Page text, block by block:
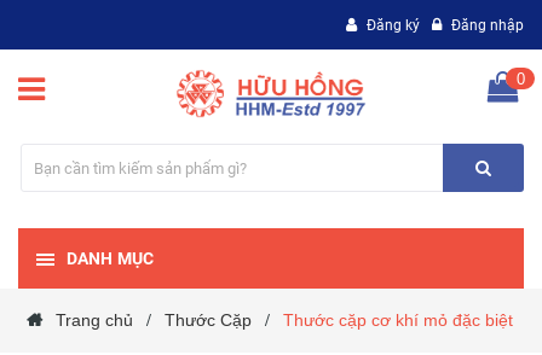
Đăng ký Đăng nhập
0
DANH MỤC
Trang chủ / Thước Cặp / Thước cặp cơ khí mỏ đặc biệt